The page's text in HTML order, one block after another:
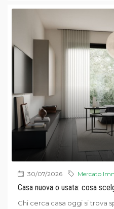
30/07/2026 Mercato
Casa nuova o usata: cosa
Chi cerca casa oggi si trova